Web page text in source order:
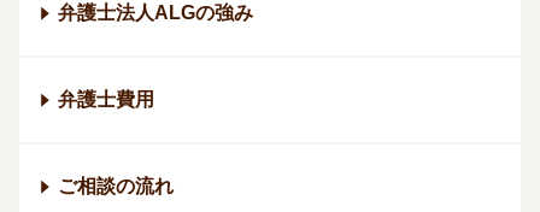
弁護士法人ALGの強み
弁護士費用
ご相談の流れ